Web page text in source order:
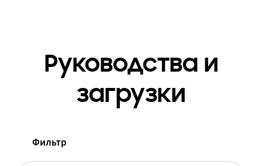
Руководства и
загрузки
Фильтр